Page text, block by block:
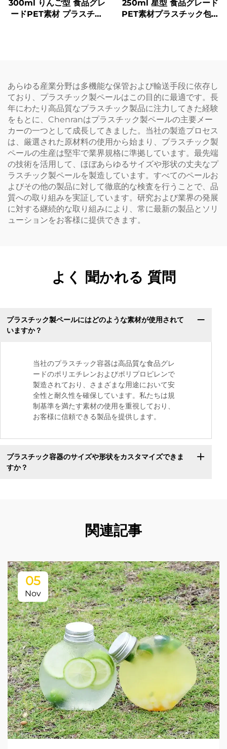
300ml りんご型 食品グレ
ードPET素材 プラスチッ
250ml 星型 食品グレード
PET素材プラスチック包装
あらゆる産業分野は多機能な保管および輸送手段に依存し
ており、プラスチック製ペールはこの目的に最適です。長
年にわたり高品質なプラスチック製品に注力してきた経験
をもとに、Chenranはプラスチック製ペールの主要メー
カーの一つとして成長してきました。当社の製造プロセス
は、厳選された原材料の使用から始まり、プラスチック製
ペールの生産は堅牢で業界規格に準拠しています。最先端
の技術を活用して、ほぼあらゆるサイズや形状の丈夫なプ
ラスチック製ペールを製造しています。すべてのペールお
よびその他の製品に対して徹底的な検査を行うことで、品
質への取り組みを実証しています。研究および業界の発展
に対する継続的な取り組みにより、常に最新の製品とソリ
ューションをお客様に提供できます。
よく 聞かれる 質問
プラスチック製ペールにはどのような素材が使用されて
いますか？
当社のプラスチック容器は高品質な食品グレ
ードのポリエチレンおよびポリプロピレンで
製造されており、さまざまな用途において安
全性と耐久性を確保しています。私たちは規
制基準を満たす素材の使用を重視しており、
お客様に信頼できる製品を提供します。
プラスチック容器のサイズや形状をカスタマイズできま
すか？
関連記事
05
Nov